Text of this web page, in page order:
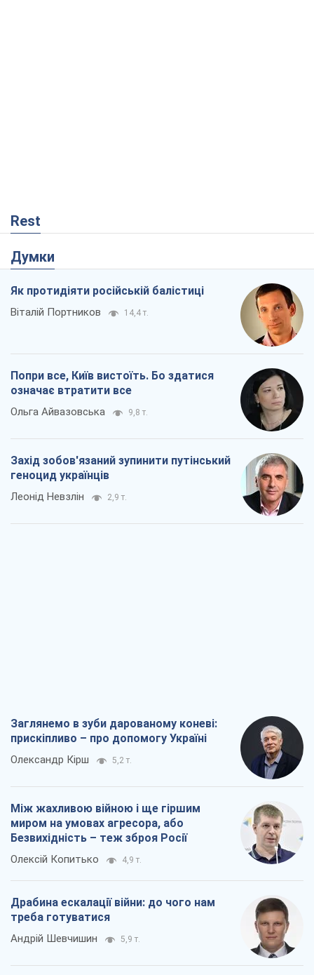
Rest
Думки
Як протидіяти російській балістиці
Віталій Портников 14,4 т.
Попри все, Київ вистоїть. Бо здатися
означає втратити все
Ольга Айвазовська 9,8 т.
Захід зобов'язаний зупинити путінський
геноцид українців
Леонід Невзлін 2,9 т.
Заглянемо в зуби дарованому коневі:
прискіпливо – про допомогу Україні
Олександр Кірш 5,2 т.
Між жахливою війною і ще гіршим
миром на умовах агресора, або
Безвихідність – теж зброя Росії
Олексій Копитько 4,9 т.
Драбина ескалації війни: до чого нам
треба готуватися
Андрій Шевчишин 5,9 т.